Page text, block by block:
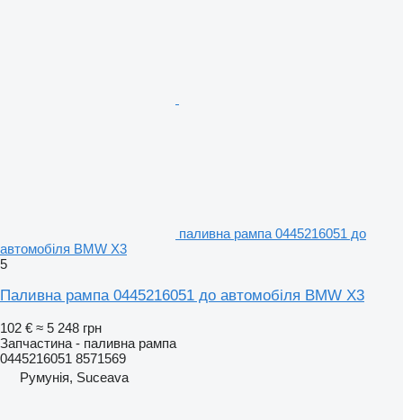
паливна рампа 0445216051 до
автомобіля BMW X3
5
Паливна рампа 0445216051 до автомобіля BMW X3
102 € ≈ 5 248 грн
Запчастина - паливна рампа
0445216051 8571569
Румунія, Suceava